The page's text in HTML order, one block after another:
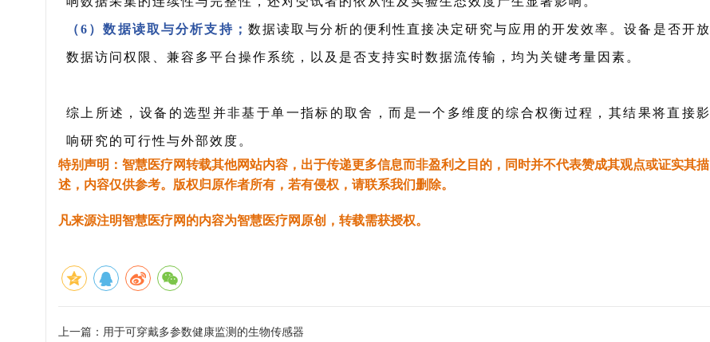
（6）数据读取与分析支持； 数据读取与分析的便利性直接决定研究与应用的开发效率。设备是否开放
数据访问权限、兼容多平台操作系统，以及是否支持实时数据流传输，均为关键考量因素。
综上所述，设备的选型并非基于单一指标的取舍，而是一个多维度的综合权衡过程，其结果将直接影
响研究的可行性与外部效度。
特别声明：智慧医疗网转载其他网站内容，出于传递更多信息而非盈利之目的，同时并不代表赞成其观点或证实其描
述，内容仅供参考。版权归原作者所有，若有侵权，请联系我们删除。
凡来源注明智慧医疗网的内容为智慧医疗网原创，转载需获授权。
上一篇： 用于可穿戴多参数健康监测的生物传感器